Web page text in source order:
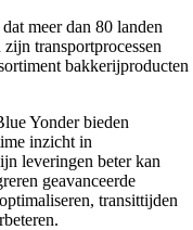
meer dan 80 landen
transportprocessen
bakkerijproducten
Yonder bieden
inzicht in
leveringen beter kan
geavanceerde
transittijden